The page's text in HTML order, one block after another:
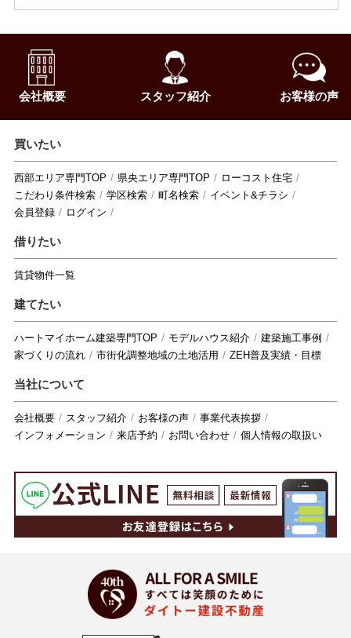
会社概要 スタッフ紹介 お客様の声
買いたい
西部エリア専門TOP 県央エリア専門TOP
ローコスト住宅
こだわり条件検索
学区検索 町名検索
イベント&チラシ
会員登録
ログイン
借りたい
賃貸物件一覧
建てたい
ハートマイホーム建築専門TOP モデルハウス紹介
建築施工事例
家づくりの流れ
市街化調整地域の土地活用 ZEH普及実績・目標
当社について
会社概要 スタッフ紹介 お客様の声
事業代表挨拶
インフォメーション
来店予約 お問い合わせ 個人情報の取扱い